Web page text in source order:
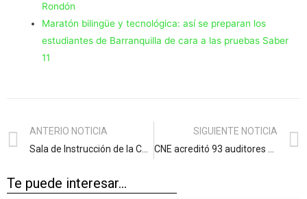
Rondón
Maratón bilingüe y tecnológica: así se preparan los
estudiantes de Barranquilla de cara a las pruebas Saber
11
ANTERIO NOTICIA
SIGUIENTE NOTICIA
Te puede interesar...